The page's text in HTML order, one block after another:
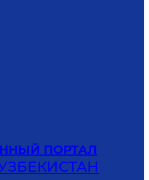
ПОРТАЛ